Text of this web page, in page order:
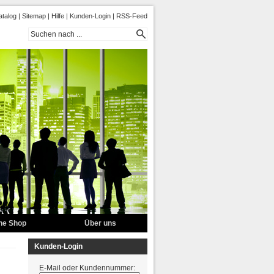
| Sitemap | Hilfe | Kunden-Login | RSS-Feed
Shop Über uns
Kunden-Login
E-Mail oder Kundennummer: